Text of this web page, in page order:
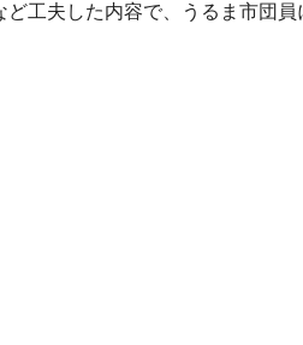
工夫した内容で、うるま市団員